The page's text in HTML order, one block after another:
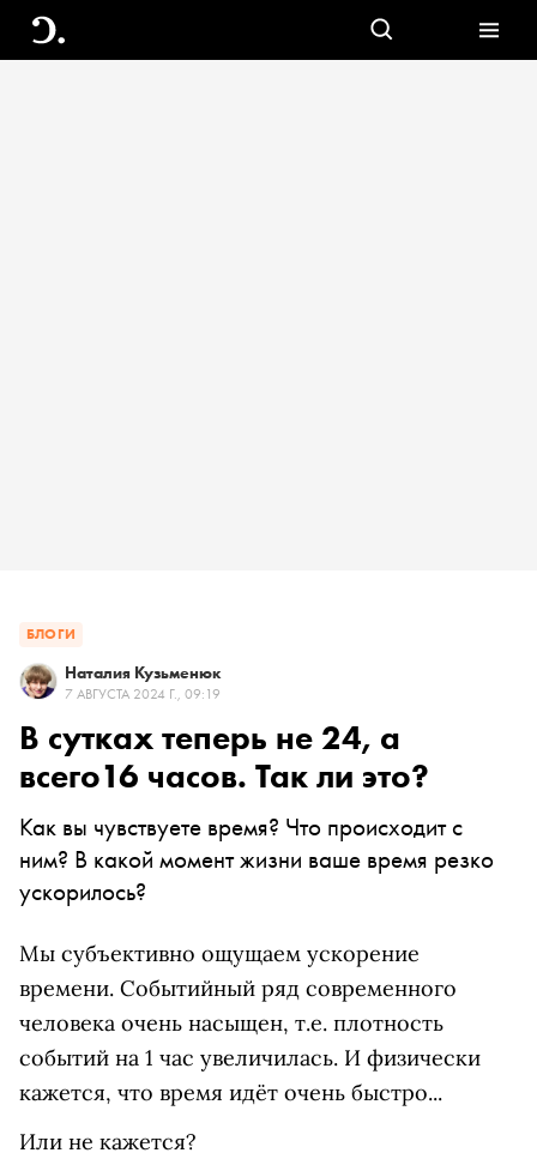
БЛОГИ
Наталия Кузьменюк
7 АВГУСТА 2024 Г., 09:19
В сутках теперь не 24, а
всего16 часов. Так ли это?
Как вы чувствуете время? Что происходит с
ним? В какой момент жизни ваше время резко
ускорилось?
Мы субъективно ощущаем ускорение
времени. Событийный ряд современного
человека очень насыщен, т.е. плотность
событий на 1 час увеличилась. И физически
кажется, что время идёт очень быстро...
Или не кажется?